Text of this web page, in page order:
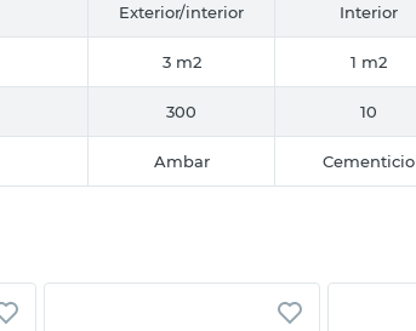
Exterior/interior Interior
3 m2 1 m2
300 10
Ambar Cementicio